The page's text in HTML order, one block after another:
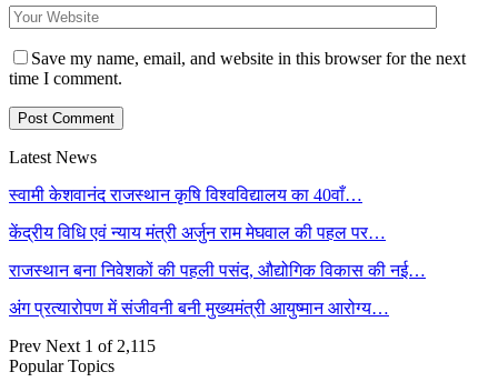
Save my name, email, and website in this browser for the next
time I comment.
Latest News
स्वामी केशवानंद राजस्थान कृषि विश्वविद्यालय का 40वाँ…
केंद्रीय विधि एवं न्याय मंत्री अर्जुन राम मेघवाल की पहल पर…
राजस्थान बना निवेशकों की पहली पसंद, औद्योगिक विकास की नई…
अंग प्रत्यारोपण में संजीवनी बनी मुख्यमंत्री आयुष्मान आरोग्य…
Prev Next 1 of 2,115
Popular Topics